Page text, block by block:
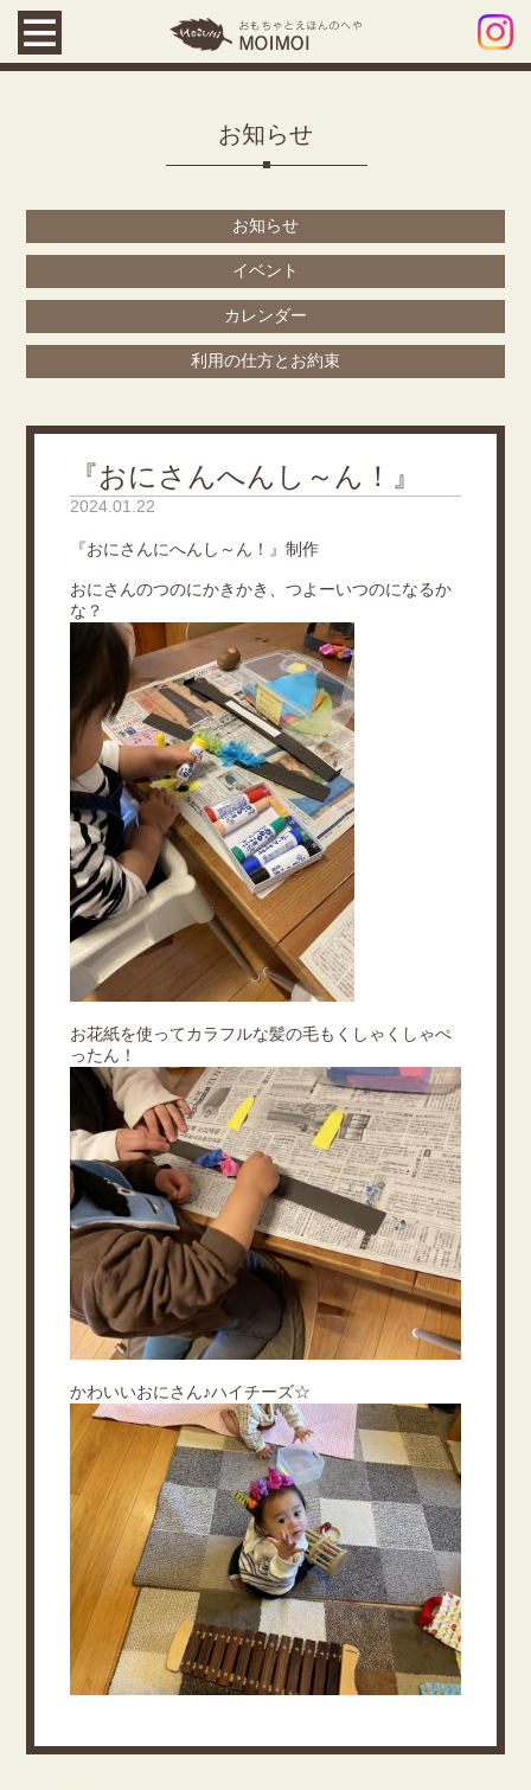
お知らせ
お知らせ
イベント
カレンダー
利用の仕方とお約束
『おにさんへんし～ん！』
2024.01.22
『おにさんにへんし～ん！』制作
おにさんのつのにかきかき、つよーいつのになるか
な？
お花紙を使ってカラフルな髪の毛もくしゃくしゃぺ
ったん！
かわいいおにさん♪ハイチーズ☆